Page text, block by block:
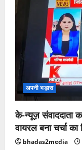
अपनी भड़ास
के-न्यूज़ संवाददाता
वायरल बना चर्चा
bhadas2media